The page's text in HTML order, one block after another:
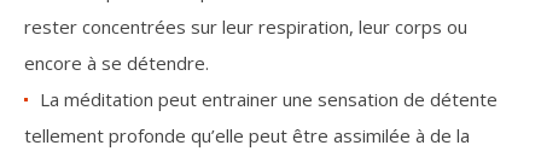
rester concentrées sur leur respiration, leur corps ou
encore à se détendre.
La méditation peut entrainer une sensation de détente
tellement profonde qu’elle peut être assimilée à de la